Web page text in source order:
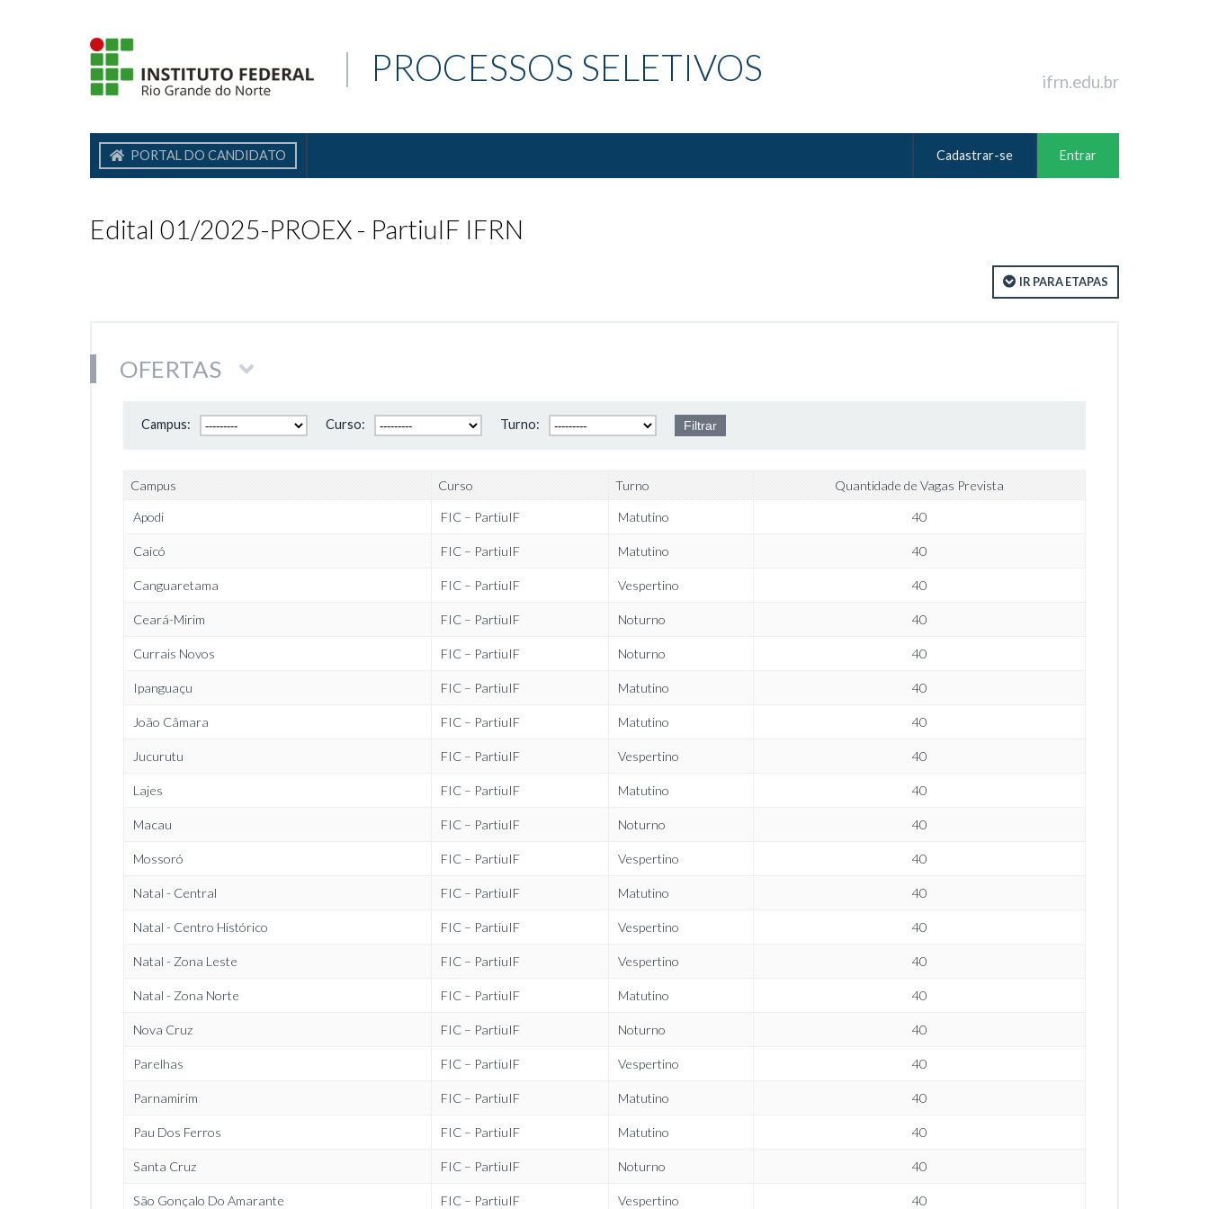
| PROCESSOS SELETIVOS ifrn.edu.br
PORTAL DO CANDIDATO Entrar
Cadastrar-se
Edital 01/2025-PROEX - PartiuIF IFRN
IR PARA ETAPAS
OFERTAS
Campus: Curso: Turno:
Campus Curso Turno Quantidade de Vagas Prevista
Apodi FIC – PartiuIF Matutino 40
Caicó FIC – PartiuIF Matutino 40
Canguaretama FIC – PartiuIF Vespertino 40
Ceará-Mirim FIC – PartiuIF Noturno 40
Currais Novos FIC – PartiuIF Noturno 40
Ipanguaçu FIC – PartiuIF Matutino 40
João Câmara FIC – PartiuIF Matutino 40
Jucurutu FIC – PartiuIF Vespertino 40
Lajes FIC – PartiuIF Matutino 40
Macau FIC – PartiuIF Noturno 40
Mossoró FIC – PartiuIF Vespertino 40
Natal - Central FIC – PartiuIF Matutino 40
Natal - Centro Histórico FIC – PartiuIF Vespertino 40
Natal - Zona Leste FIC – PartiuIF Vespertino 40
Natal - Zona Norte FIC – PartiuIF Matutino 40
Nova Cruz FIC – PartiuIF Noturno 40
Parelhas FIC – PartiuIF Vespertino 40
Parnamirim FIC – PartiuIF Matutino 40
Pau Dos Ferros FIC – PartiuIF Matutino 40
Santa Cruz FIC – PartiuIF Noturno 40
São Gonçalo Do Amarante FIC – PartiuIF Vespertino 40